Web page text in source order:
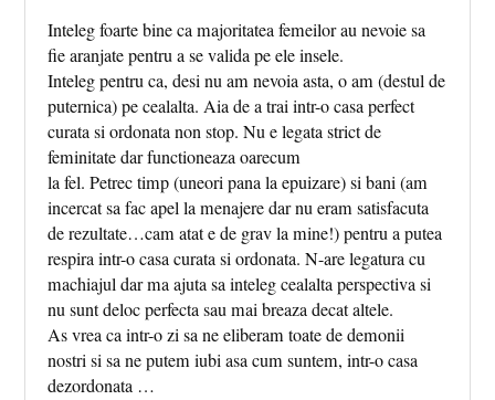
Inteleg foarte bine ca majoritatea femeilor au nevoie sa
fie aranjate pentru a se valida pe ele insele.
Inteleg pentru ca, desi nu am nevoia asta, o am (destul de
puternica) pe cealalta. Aia de a trai intr-o casa perfect
curata si ordonata non stop. Nu e legata strict de
feminitate dar functioneaza oarecum
la fel. Petrec timp (uneori pana la epuizare) si bani (am
incercat sa fac apel la menajere dar nu eram satisfacuta
de rezultate…cam atat e de grav la mine!) pentru a putea
respira intr-o casa curata si ordonata. N-are legatura cu
machiajul dar ma ajuta sa inteleg cealalta perspectiva si
nu sunt deloc perfecta sau mai breaza decat altele.
As vrea ca intr-o zi sa ne eliberam toate de demonii
nostri si sa ne putem iubi asa cum suntem, intr-o casa
dezordonata …